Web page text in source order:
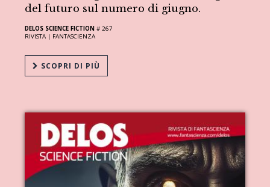
del futuro sul numero di giugno.
DELOS SCIENCE FICTION # 267
RIVISTA | FANTASCIENZA
SCOPRI DI PIÙ